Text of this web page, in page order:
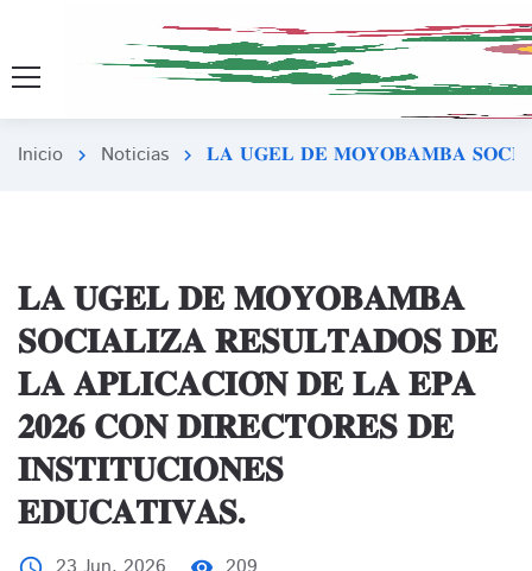
Inicio chevron_right Noticias chevron_right 𝐋𝐀 𝐔𝐆𝐄𝐋 𝐃𝐄 𝐌𝐎𝐘𝐎𝐁𝐀𝐌𝐁𝐀
𝐋𝐀 𝐔𝐆𝐄𝐋 𝐃𝐄 𝐌𝐎𝐘𝐎𝐁𝐀𝐌𝐁𝐀
𝐒𝐎𝐂𝐈𝐀𝐋𝐈𝐙𝐀 𝐑𝐄𝐒𝐔𝐋𝐓𝐀𝐃𝐎𝐒 𝐃𝐄
𝐋𝐀 𝐀𝐏𝐋𝐈𝐂𝐀𝐂𝐈𝐎́𝐍 𝐃𝐄 𝐋𝐀 𝐄𝐏𝐀
𝟐𝟎𝟐𝟔 𝐂𝐎𝐍 𝐃𝐈𝐑𝐄𝐂𝐓𝐎𝐑𝐄𝐒 𝐃𝐄
𝐈𝐍𝐒𝐓𝐈𝐓𝐔𝐂𝐈𝐎𝐍𝐄𝐒
𝐄𝐃𝐔𝐂𝐀𝐓𝐈𝐕𝐀𝐒.